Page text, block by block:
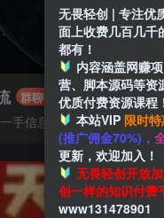
群聊
手信息差
无畏轻创 | 专注优
面上收费几百几千
都有！
内容涵盖网赚
营、脚本源码等资
优质付费资源课程
本站VIP 限时特
(推广佣金70%)，
更新，欢迎加入！
无畏轻创开放
创一样的知识付费
www131478901